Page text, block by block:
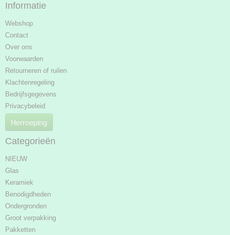
Informatie
Webshop
Contact
Over ons
Voorwaarden
Retourneren of ruilen
Klachtenregeling
Bedrijfsgegevens
Privacybeleid
Herroeping
Categorieën
NIEUW
Glas
Keramiek
Benodigdheden
Ondergronden
Groot verpakking
Pakketten